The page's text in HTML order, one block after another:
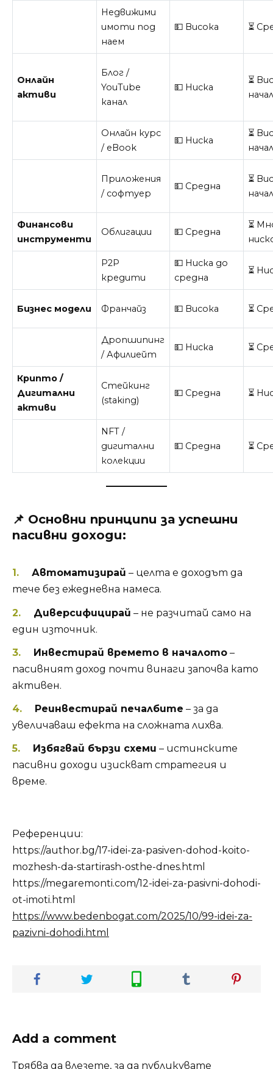
Недвижими
имоти под
наем
💵 Висока ⏳
Онлайн
активи
Блог /
YouTube
канал
💵 Ниска
⏳
Онлайн курс
/ eBook
💵 Ниска
⏳
Приложения
/ софтуер
💵 Средна
⏳
Финансови
инструменти
Облигации 💵 Средна
⏳
P2P
кредити
💵 Ниска до
средна
⏳
Бизнес модели Франчайз 💵 Висока ⏳
Дропшипинг
/ Афилиейт
💵 Ниска ⏳
Крипто /
Дигитални
активи
Стейкинг
(staking)
💵 Средна ⏳
NFT /
дигитални
колекции
💵 Средна ⏳
📌 Основни принципи за успешни
пасивни доходи:
Автоматизирай – целта е доходът да
тече без ежедневна намеса.
Диверсифицирай – не разчитай само на
един източник.
Инвестирай времето в началото–
пасивният доход почти винаги започва като
активен.
Реинвестирай печалбите – за да
увеличаваш ефекта на сложната лихва.
Избягвай бързи схеми – истинските
пасивни доходи изискват стратегия и
време.
Референции:
https://author.bg/17-idei-za-pasiven-dohod-koito-
mozhesh-da-startirash-osthe-dnes.html
https://megaremonti.com/12-idei-za-pasivni-dohodi-
ot-imoti.html
https://www.bedenbogat.com/2025/10/99-idei-za-
pazivni-dohodi.html
Add a comment
Трябва да влезете, за да публикувате